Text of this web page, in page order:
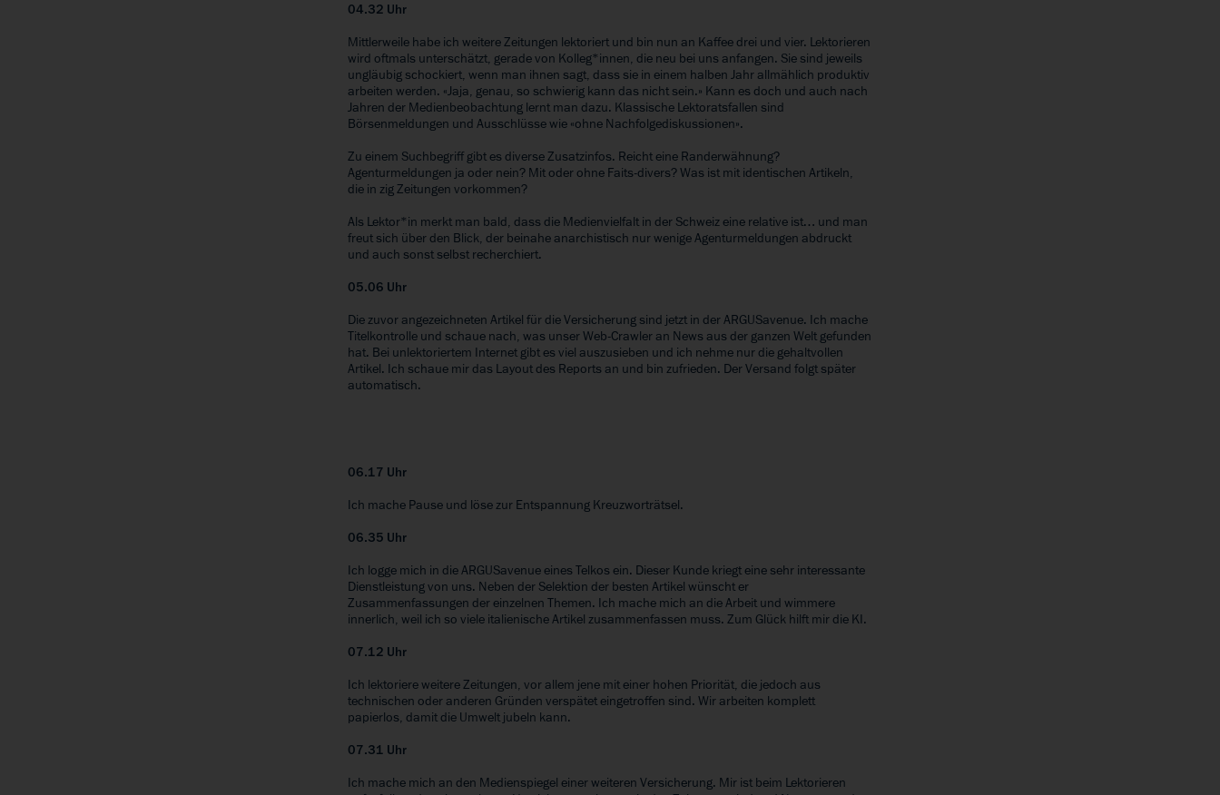
04.32 Uhr
Mittlerweile habe ich weitere Zeitungen lektoriert und bin nun an Kaffee drei und vier. Lektorieren
wird oftmals unterschätzt, gerade von Kolleg*innen, die neu bei uns anfangen. Sie sind jeweils
ungläubig schockiert, wenn man ihnen sagt, dass sie in einem halben Jahr allmählich produktiv
arbeiten werden. «Jaja, genau, so schwierig kann das nicht sein.» Kann es doch und auch nach
Jahren der Medienbeobachtung lernt man dazu. Klassische Lektoratsfallen sind
Börsenmeldungen und Ausschlüsse wie «ohne Nachfolgediskussionen».
Zu einem Suchbegriff gibt es diverse Zusatzinfos. Reicht eine Randerwähnung?
Agenturmeldungen ja oder nein? Mit oder ohne Faits-divers? Was ist mit identischen Artikeln,
die in zig Zeitungen vorkommen?
Als Lektor*in merkt man bald, dass die Medienvielfalt in der Schweiz eine relative ist… und man
freut sich über den Blick, der beinahe anarchistisch nur wenige Agenturmeldungen abdruckt
und auch sonst selbst recherchiert.
05.06 Uhr
Die zuvor angezeichneten Artikel für die Versicherung sind jetzt in der ARGUSavenue. Ich mache
Titelkontrolle und schaue nach, was unser Web-Crawler an News aus der ganzen Welt gefunden
hat. Bei unlektoriertem Internet gibt es viel auszusieben und ich nehme nur die gehaltvollen
Artikel. Ich schaue mir das Layout des Reports an und bin zufrieden. Der Versand folgt später
automatisch.
06.17 Uhr
Ich mache Pause und löse zur Entspannung Kreuzworträtsel.
06.35 Uhr
Ich logge mich in die ARGUSavenue eines Telkos ein. Dieser Kunde kriegt eine sehr interessante
Dienstleistung von uns. Neben der Selektion der besten Artikel wünscht er
Zusammenfassungen der einzelnen Themen. Ich mache mich an die Arbeit und wimmere
innerlich, weil ich so viele italienische Artikel zusammenfassen muss. Zum Glück hilft mir die KI.
07.12 Uhr
Ich lektoriere weitere Zeitungen, vor allem jene mit einer hohen Priorität, die jedoch aus
technischen oder anderen Gründen verspätet eingetroffen sind. Wir arbeiten komplett
papierlos, damit die Umwelt jubeln kann.
07.31 Uhr
Ich mache mich an den Medienspiegel einer weiteren Versicherung. Mir ist beim Lektorieren